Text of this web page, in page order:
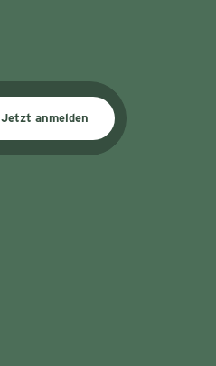
Jetzt anmelden